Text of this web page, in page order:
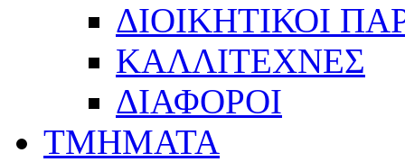
ΔΙΟΙΚΗΤΙΚΟΙ
ΚΑΛΛΙΤΕΧΝΕΣ
ΔΙΑΦΟΡΟΙ
ΤΜΗΜΑΤΑ